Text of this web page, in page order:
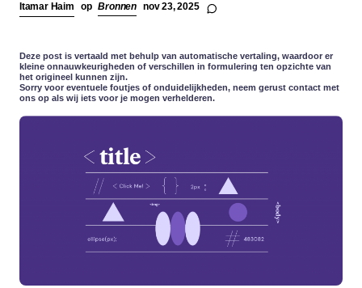
ESPAÑOL
ITALIANO
Itamar Haim op Bronnen nov 23, 2025
Deze post is vertaald met behulp van automatische vertaling, waardoor er
kleine onnauwkeurigheden of verschillen in formulering ten opzichte van
het origineel kunnen zijn.
Sorry voor eventuele foutjes of onduidelijkheden, neem gerust contact met
ons op als wij iets voor je mogen verhelderen.